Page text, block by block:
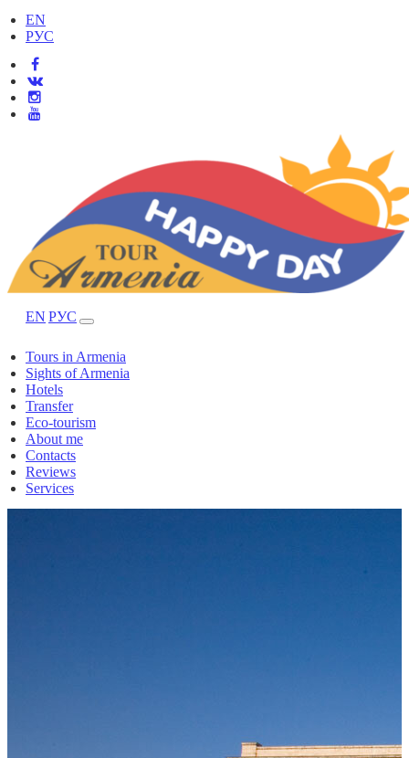
EN
РУС
EN РУС
Tours in Armenia
Sights of Armenia
Hotels
Transfer
Eco-tourism
About me
Contacts
Reviews
Services